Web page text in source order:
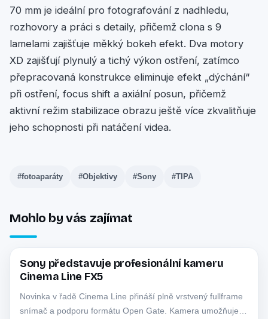
70 mm je ideální pro fotografování z nadhledu,
rozhovory a práci s detaily, přičemž clona s 9
lamelami zajišťuje měkký bokeh efekt. Dva motory
XD zajišťují plynulý a tichý výkon ostření, zatímco
přepracovaná konstrukce eliminuje efekt „dýchání“
při ostření, focus shift a axiální posun, přičemž
aktivní režim stabilizace obrazu ještě více zkvalitňuje
jeho schopnosti při natáčení videa.
#fotoaparáty #Objektivy #Sony #TIPA
Mohlo by vás zajímat
SONY
Sony představuje profesionální kameru
Cinema Line FX5
Novinka v řadě Cinema Line přináší plně vrstvený fullframe
snímač a podporu formátu Open Gate. Kamera umožňuje